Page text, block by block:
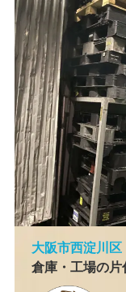
大阪市西淀川区
倉庫・工場の片